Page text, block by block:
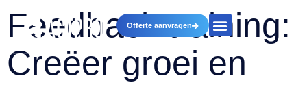
Offerte aanvragen
Feedback training:
Creëer groei en